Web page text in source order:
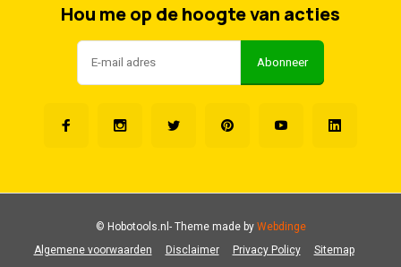
Hou me op de hoogte van acties
Abonneer
Algemene voorwaarden Disclaimer Privacy Policy Sitemap
© Hobotools.nl- Theme made byWebdinge